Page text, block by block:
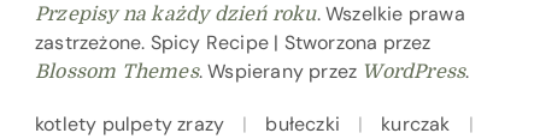
Przepisy na każdy dzień roku. Wszelkie prawa
zastrzeżone. Spicy Recipe | Stworzona przez
Blossom Themes. Wspierany przez WordPress.
kotlety pulpety zrazy bułeczki
kurczak